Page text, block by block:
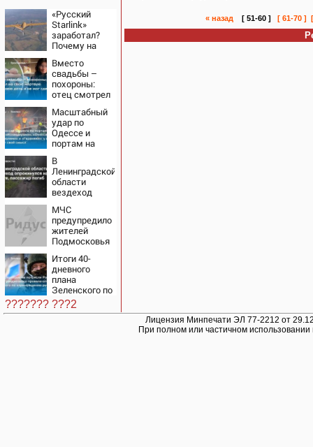
«Русский
Starlink»
заработал?
Почему на
кратно
увеличилась
точность
попаданий по
объектам ВСУ
Вместо
свадьбы –
похороны:
отец смотрел
мертвую 16-
летнюю дочь
и не мог
сдержать
слезы
Масштабный
удар по
Одессе и
портам на
Последние
новости,
подробности
об ударах
России 9
августа 2026
года
В
Ленинградской
области
вездеход
на дороге,
пассажир
погиб
МЧС
предупредило
жителей
Подмосковья
атаки дронов
Итоги 40-
дневного
плана
Зеленского по
принуждению
к миру: как
??????? ???2
« назад [ 51-60 ] [ 61-70 ]
Лицензия Минпечати ЭЛ 77-2212 от
При полном или частичном